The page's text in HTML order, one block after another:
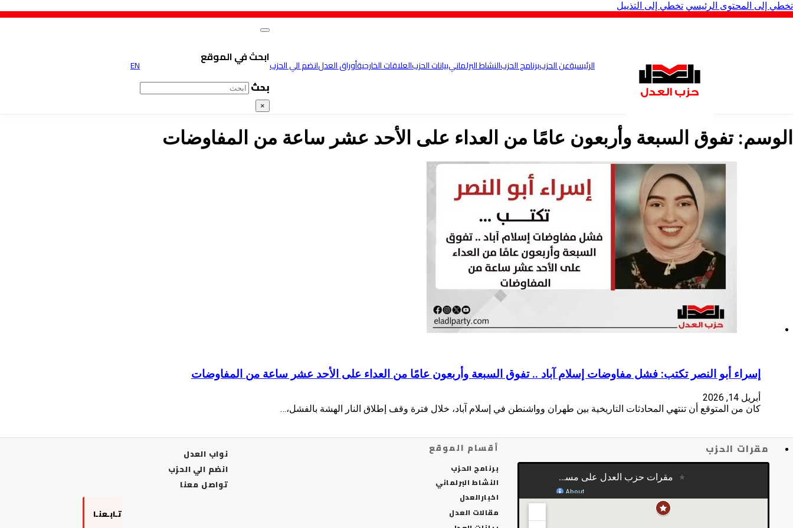
تخطي إلى المحتوى الرئيسي تخطي إلى التذييل
الرئيسيةعن الحزببرنامج الحزبالنشاط البرلمانيبيانات الحزبالعلاقات الخارجيةأوراق العدلانضم الي الحزبابحث في الموقع
بحث
×
EN
الوسم:تفوق السبعة وأربعون عامًا من العداء على الأحد عشر ساعة من المفاوضات
إسراء أبو النصر تكتب: فشل مفاوضات إسلام آباد .. تفوق السبعة وأربعون عامًا من العداء على الأحد عشر ساعة من المفاوضات
أبريل 14, 2026
كان من المتوقع أن تنتهي المحادثات التاريخية بين طهران وواشنطن في إسلام آباد، خلال فترة وقف إطلاق النار الهشة بالفشل،…
مقرات الحزب أقسام الموقع
برنامج الحزب
النشاط البرلماني
اخبارالعدل
مقالات العدل
نواب العدل
انضم الي الحزب
تواصل معنا
تـابـعنـا